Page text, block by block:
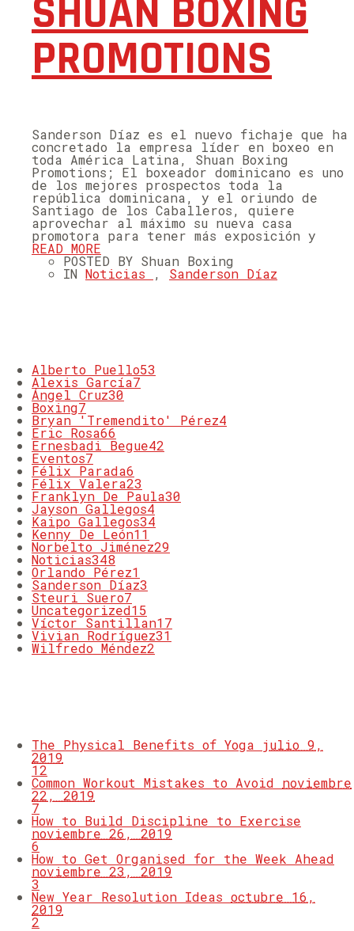
SHUAN BOXING
PROMOTIONS
Sanderson Díaz es el nuevo fichaje que ha
concretado la empresa líder en boxeo en
toda América Latina, Shuan Boxing
Promotions; El boxeador dominicano es uno
de los mejores prospectos toda la
república dominicana, y el oriundo de
Santiago de los Caballeros, quiere
aprovechar al máximo su nueva casa
promotora para tener más exposición y
READ MORE
POSTED BY Shuan Boxing
IN Noticias , Sanderson Díaz
Alberto Puello53
Alexis García7
Ángel Cruz30
Boxing7
Bryan 'Tremendito' Pérez4
Eric Rosa66
Ernesbadi Begue42
Eventos7
Félix Parada6
Félix Valera23
Franklyn De Paula30
Jayson Gallegos4
Kaipo Gallegos34
Kenny De León11
Norbelto Jiménez29
Noticias348
Orlando Pérez1
Sanderson Díaz3
Steuri Suero7
Uncategorized15
Víctor Santillan17
Vivian Rodríguez31
Wilfredo Méndez2
The Physical Benefits of Yoga julio 9,
2019
12
Common Workout Mistakes to Avoid noviembre
22, 2019
7
How to Build Discipline to Exercise
noviembre 26, 2019
6
How to Get Organised for the Week Ahead
noviembre 23, 2019
3
New Year Resolution Ideas octubre 16,
2019
2